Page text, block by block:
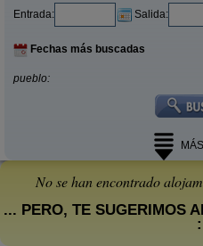
Entrada: Salida:
Fechas más buscadas
pueblo:
No se han encontrado
... PERO, TE SUGERIMOS
: